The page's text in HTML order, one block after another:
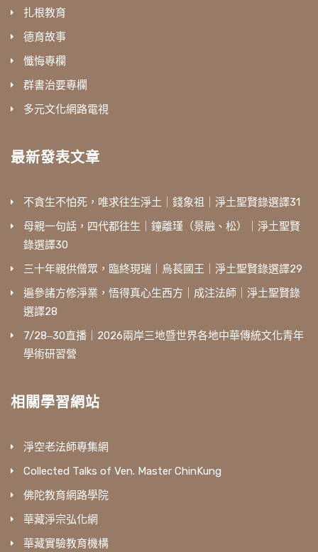
扎根教育
德育故事
懺悔專欄
群書治要專欄
多元文化網路電視
最新發表文章
不貪生不怕死，唯求往生淨土｜錢象祖｜淨土聖賢錄選譯31
母親一句話，四代都往生｜鐘離瑾（景融、松）｜淨土聖賢
錄選譯30
三十年親供僧眾，臨終現瑞｜烏萇國王｜淨土聖賢錄選譯29
遍參諸方修淨業，悟得真心生西方｜成注法師｜淨土聖賢錄
選譯28
7/28‒30直播｜2026兩岸三地暨世界各地中華傳統文化青年
學術研習營
相關學習網站
淨空老法師專集網
Collected Talks of Ven. Master ChinKung
佛陀教育網路學院
華藏淨宗弘化網
華藏實驗教育機構